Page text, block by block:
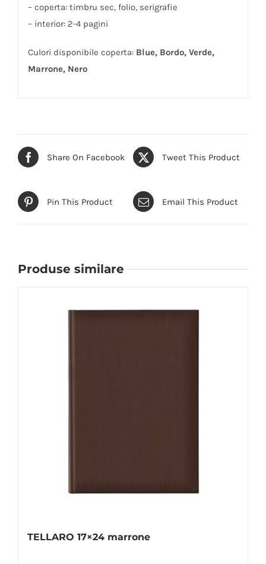
– coperta: timbru sec, folio, serigrafie
– interior: 2-4 pagini
Culori disponibile coperta: Blue, Bordo, Verde,
Marrone, Nero
Share On Facebook Tweet This Product
Pin This Product Email This Product
Produse similare
TELLARO 17×24 marrone